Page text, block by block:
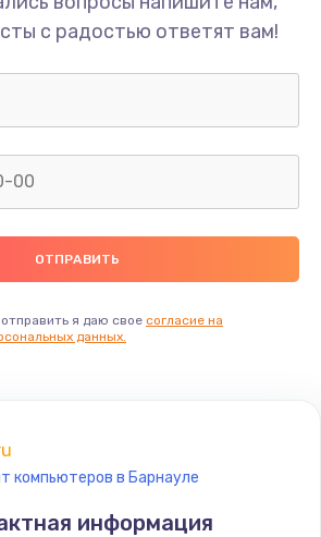
Ремонт шлейфа
Заказать
вибро элемента
Заказать
дорожек платы
с радостью ответят вам!
я даю свое согласие на
данных.
компьютеров в Барнауле
информация